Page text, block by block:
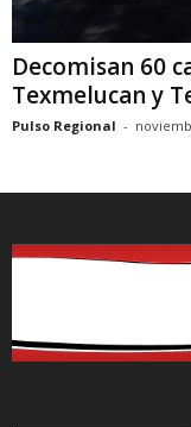
Decomisan 60
Texmelucan y
Pulso Regional -